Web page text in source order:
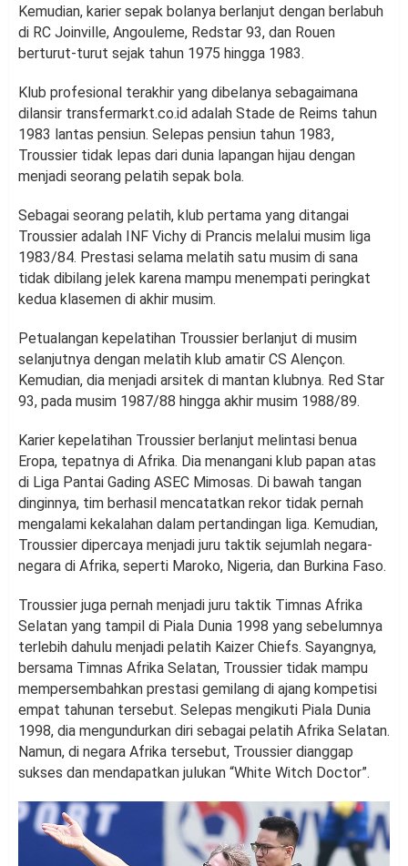
Kemudian, karier sepak bolanya berlanjut dengan berlabuh
di RC Joinville, Angouleme, Redstar 93, dan Rouen
berturut-turut sejak tahun 1975 hingga 1983.
Klub profesional terakhir yang dibelanya sebagaimana
dilansir transfermarkt.co.id adalah Stade de Reims tahun
1983 lantas pensiun. Selepas pensiun tahun 1983,
Troussier tidak lepas dari dunia lapangan hijau dengan
menjadi seorang pelatih sepak bola.
Sebagai seorang pelatih, klub pertama yang ditangai
Troussier adalah INF Vichy di Prancis melalui musim liga
1983/84. Prestasi selama melatih satu musim di sana
tidak dibilang jelek karena mampu menempati peringkat
kedua klasemen di akhir musim.
Petualangan kepelatihan Troussier berlanjut di musim
selanjutnya dengan melatih klub amatir CS Alençon.
Kemudian, dia menjadi arsitek di mantan klubnya. Red Star
93, pada musim 1987/88 hingga akhir musim 1988/89.
Karier kepelatihan Troussier berlanjut melintasi benua
Eropa, tepatnya di Afrika. Dia menangani klub papan atas
di Liga Pantai Gading ASEC Mimosas. Di bawah tangan
dinginnya, tim berhasil mencatatkan rekor tidak pernah
mengalami kekalahan dalam pertandingan liga. Kemudian,
Troussier dipercaya menjadi juru taktik sejumlah negara-
negara di Afrika, seperti Maroko, Nigeria, dan Burkina Faso.
Troussier juga pernah menjadi juru taktik Timnas Afrika
Selatan yang tampil di Piala Dunia 1998 yang sebelumnya
terlebih dahulu menjadi pelatih Kaizer Chiefs. Sayangnya,
bersama Timnas Afrika Selatan, Troussier tidak mampu
mempersembahkan prestasi gemilang di ajang kompetisi
empat tahunan tersebut. Selepas mengikuti Piala Dunia
1998, dia mengundurkan diri sebagai pelatih Afrika Selatan.
Namun, di negara Afrika tersebut, Troussier dianggap
sukses dan mendapatkan julukan “White Witch Doctor”.